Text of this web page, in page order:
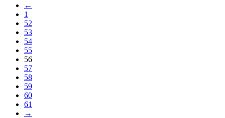
←
1
52
53
54
55
56
57
58
59
60
61
→